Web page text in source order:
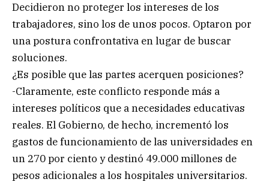
Decidieron no proteger los intereses de los
trabajadores, sino los de unos pocos. Optaron por
una postura confrontativa en lugar de buscar
soluciones.
¿Es posible que las partes acerquen posiciones?
-Claramente, este conflicto responde más a
intereses políticos que a necesidades educativas
reales. El Gobierno, de hecho, incrementó los
gastos de funcionamiento de las universidades en
un 270 por ciento y destinó 49.000 millones de
pesos adicionales a los hospitales universitarios.